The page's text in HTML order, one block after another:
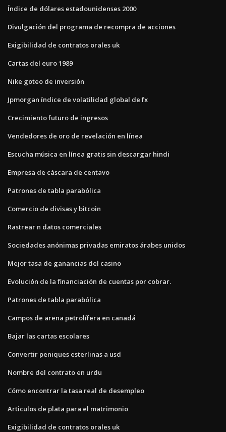
Índice de dólares estadounidenses 2000
Divulgación del programa de recompra de acciones
Exigibilidad de contratos orales uk
Cartas del euro 1989
Nike goteo de inversión
Jpmorgan índice de volatilidad global de fx
Crecimiento futuro de ingresos
Vendedores de oro de revelación en línea
Escucha música en línea gratis sin descargar hindi
Empresa de cáscara de centavo
Patrones de tabla parabólica
Comercio de divisas y bitcoin
Rastrear n datos comerciales
Sociedades anónimas privadas emiratos árabes unidos
Mejor tasa de ganancias del casino
Evolución de la financiación de cuentas por cobrar.
Patrones de tabla parabólica
Campos de arena petrolífera en canadá
Bajar las cartas escolares
Convertir peniques esterlinas a usd
Nombre del contrato en urdu
Cómo encontrar la tasa real de desempleo
Articulos de plata para el matrimonio
Exigibilidad de contratos orales uk